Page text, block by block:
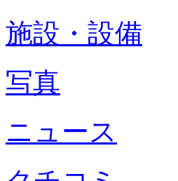
施設・設備
写真
ニュース